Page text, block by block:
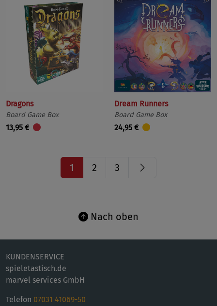
Dragons
Board Game Box
13,95 €
Dream Runners
Board Game Box
24,95 €
1 2 3
Nach oben
KUNDENSERVICE
spieletastisch.de
marvel services GmbH
Telefon 07031 41069-50